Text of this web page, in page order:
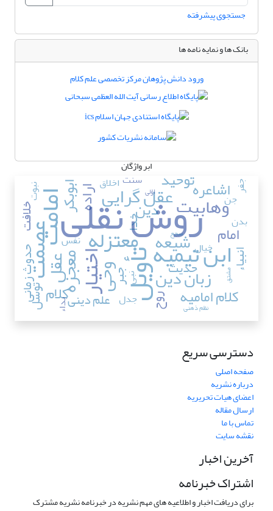
جستجوی پیشرفته
بانک ها و نمایه نامه ها
ورود دانش پژوهان مرکز تخصصی علم کلام
ابر واژگان
روش نقلی
تأویل
امامت
ابن تیمیه عصمت اختیار
معتزله
معجزهوحی
عقل گراییوهابیت
عقل زبان دین
شیعه
اشاعره ارادهابوبکر توحید
دین
کلام امامیه
امام
کلامعلم دینی
انبیاء حدوث زمانی
خلافت خدا
جبر
توسل
حدیث
روح
اخلاق
نفس خیال
جدل
سنت
نبوت
بدن
نبی
جن
بداء
جفر
سجع
نظم ذهنی
مشتق
اوّلی
دسترسی سریع
صفحه اصلی
درباره نشریه
اعضای هیات تحریریه
ارسال مقاله
تماس با ما
نقشه سایت
آخرین اخبار
اشتراک خبرنامه
برای دریافت اخبار و اطلاعیه های مهم نشریه در خبرنامه نشریه مشترک